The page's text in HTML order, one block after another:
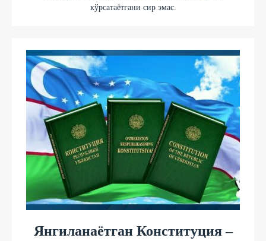
кўрсатаётгани сир эмас.
Янгиланаётган Конституция –